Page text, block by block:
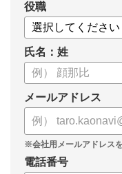
役職
氏名：姓
メールアドレス
電話番号